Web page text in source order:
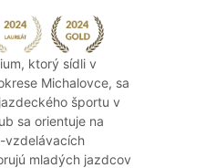
ktorý sídli v
Michalovce, sa
športu v
sa orientuje na
vzdelávacích
mladých jazdcov